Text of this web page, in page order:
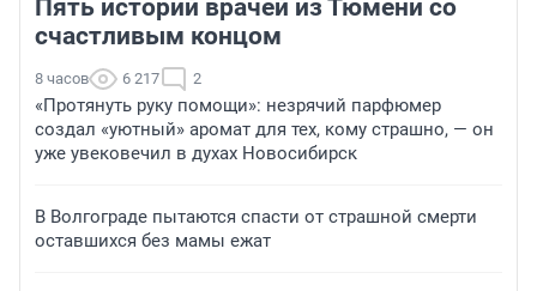
Пять историй врачей из Тюмени со
счастливым концом
8 часов 6 217 2
«Протянуть руку помощи»: незрячий парфюмер
создал «уютный» аромат для тех, кому страшно, — он
уже увековечил в духах Новосибирск
В Волгограде пытаются спасти от страшной смерти
оставшихся без мамы ежат